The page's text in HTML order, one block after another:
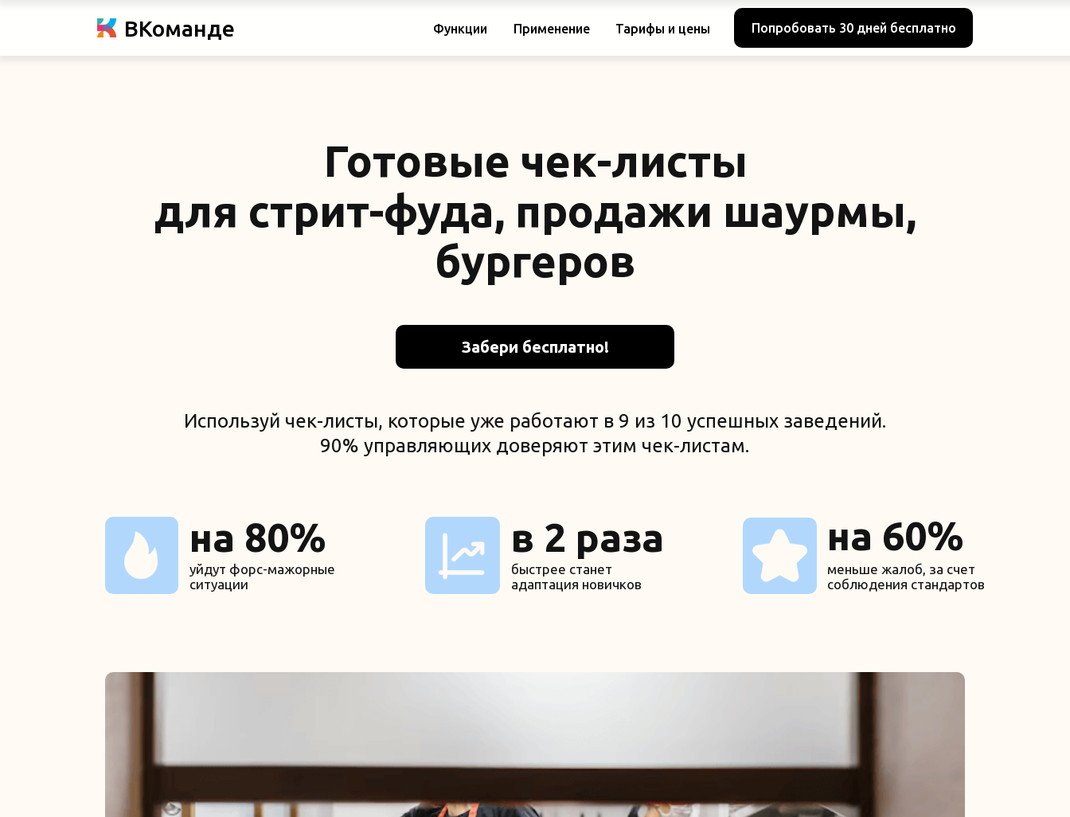
Попробовать 30 дней бесплатно
Функции Применение Тарифы и цены
ВКоманде
Забери бесплатно!
Используй чек-листы, которые уже работают в 9 из 10 успешных заведений.
90% управляющих доверяют этим чек-листам.
Готовые чек-листы
для стрит-фуда, продажи шаурмы,
бургеров
на 80%
уйдут форс-мажорные
ситуации
быстрее станет
адаптация новичков
в 2 раза
меньше жалоб, за счет
соблюдения стандартов
на 60%